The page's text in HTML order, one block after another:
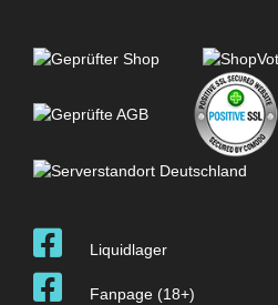
Liquidlager
Fanpage (18+)